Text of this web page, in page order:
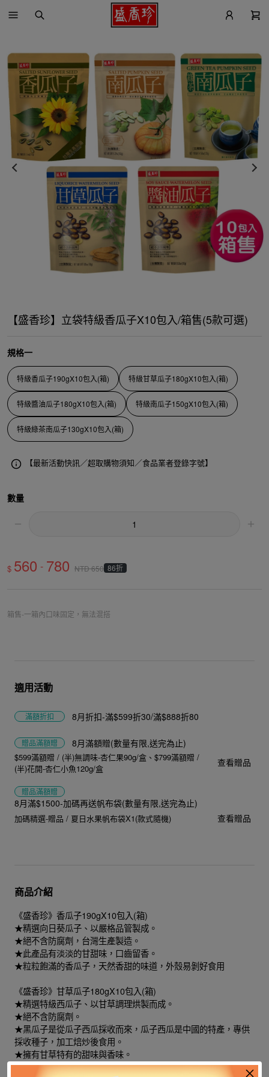
【盛香珍】立袋特級香瓜子X10包入/箱售(5款可選)
規格一
特級香瓜子190gX10包入(箱) 特級甘草瓜子180gX10包入(箱)
特級醬油瓜子180gX10包入(箱) 特級南瓜子150gX10包入(箱)
特級綠茶南瓜子130gX10包入(箱)
【最新活動快訊／超取購物須知／食品業者登錄字號】
數量
$ 560 - 780 NTD650 86折
箱售-一箱內口味固定，無法混搭
適用活動
滿額折扣 8月折扣-滿$599折30/滿$888折80
贈品滿額贈 8月滿額贈(數量有限,送完為止)
$599滿額贈 / (半)無調味-杏仁果90g/盒
$799滿額贈 /
(半)花開-杏仁小魚120g/盒
查看贈品
贈品滿額贈
8月滿$1500-加碼再送帆布袋(數量有限,送完為止)
加碼精選-贈品 / 夏日水果帆布袋X1(款式隨機) 查看贈品
商品介紹
《盛香珍》香瓜子190gX10包入(箱)
★精選向日葵瓜子、以嚴格品管製成。
★絕不含防腐劑，台灣生產製造。
★此產品有淡淡的甘甜味，口齒留香。
★粒粒飽滿的香瓜子，天然香甜的味道，外殼易剝好食用
《盛香珍》甘草瓜子180gX10包入(箱)
★精選特級西瓜子、以甘草調理烘製而成。
★絕不含防腐劑。
★黑瓜子是從瓜子西瓜採收而來，瓜子西瓜是中國的特產，專供
採收種子，加工焙炒後食用。
★擁有甘草特有的甜味與香味。